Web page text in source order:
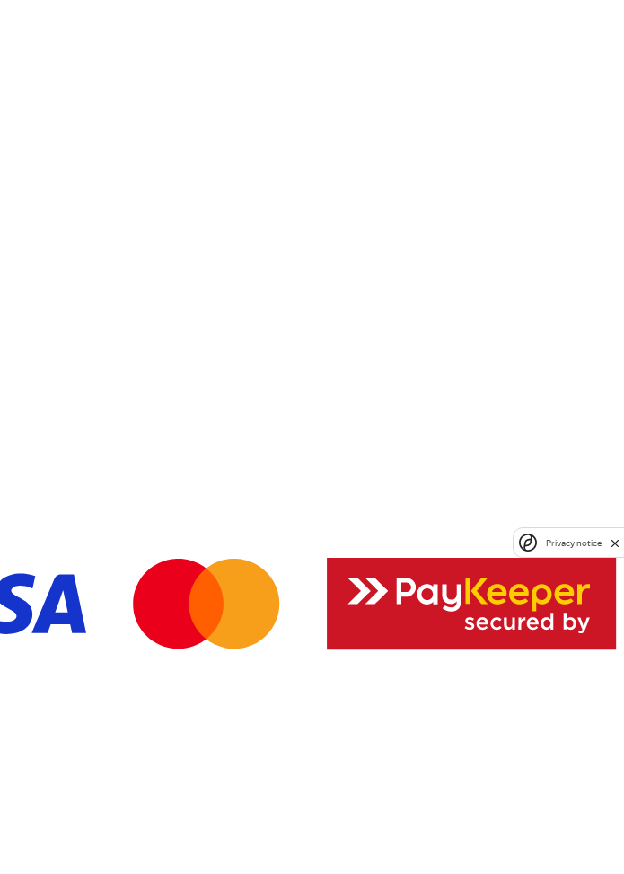
Privacy notice